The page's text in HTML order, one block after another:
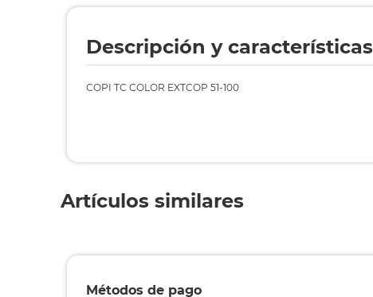
Descripción y características
COPI TC COLOR EXTCOP 51-100
Artículos similares
Métodos de pago